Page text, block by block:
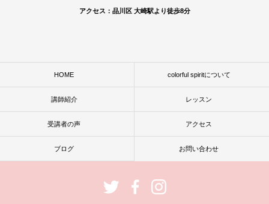
アクセス：品川区 大崎駅より徒歩8分
HOME colorful spiritについて
講師紹介 レッスン
受講者の声 アクセス
ブログ お問い合わせ